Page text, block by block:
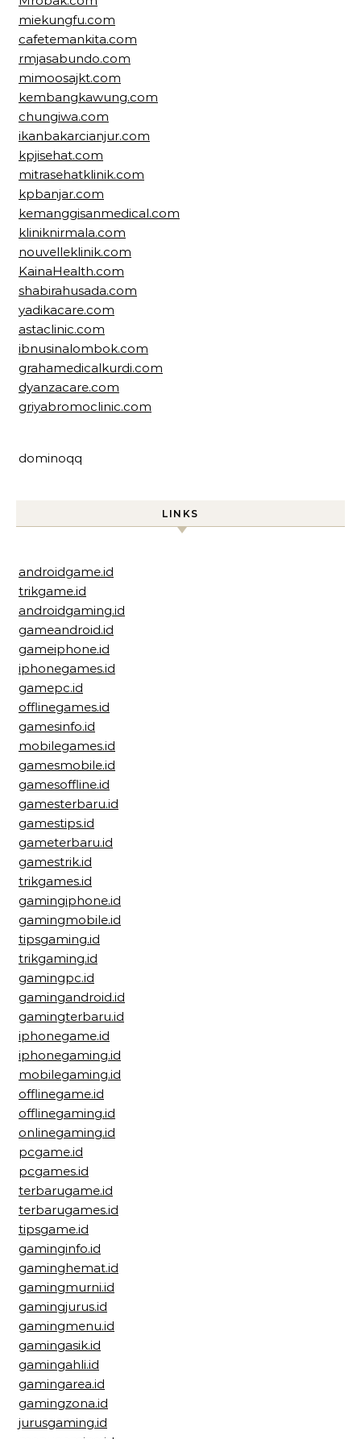
miekungfu.com
cafetemankita.com
rmjasabundo.com
mimoosajkt.com
kembangkawung.com
chungiwa.com
ikanbakarcianjur.com
kpjisehat.com
mitrasehatklinik.com
kpbanjar.com
kemanggisanmedical.com
kliniknirmala.com
nouvelleklinik.com
KainaHealth.com
shabirahusada.com
yadikacare.com
astaclinic.com
ibnusinalombok.com
grahamedicalkurdi.com
dyanzacare.com
griyabromoclinic.com
dominoqq
LINKS
androidgame.id
trikgame.id
androidgaming.id
gameandroid.id
gameiphone.id
iphonegames.id
gamepc.id
offlinegames.id
gamesinfo.id
mobilegames.id
gamesmobile.id
gamesoffline.id
gamesterbaru.id
gamestips.id
gameterbaru.id
gamestrik.id
trikgames.id
gamingiphone.id
gamingmobile.id
tipsgaming.id
trikgaming.id
gamingpc.id
gamingandroid.id
gamingterbaru.id
iphonegame.id
iphonegaming.id
mobilegaming.id
offlinegame.id
offlinegaming.id
onlinegaming.id
pcgame.id
pcgames.id
terbarugame.id
terbarugames.id
tipsgame.id
gaminginfo.id
gaminghemat.id
gamingmurni.id
gamingjurus.id
gamingmenu.id
gamingasik.id
gamingahli.id
gamingarea.id
gamingzona.id
jurusgaming.id